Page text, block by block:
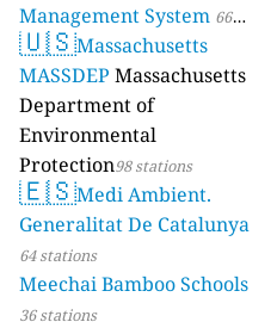
Management System 66
stations
🇺🇸Massachusetts
MASSDEP Massachusetts
Department of
Environmental
Protection98 stations
🇪🇸Medi Ambient.
Generalitat De Catalunya
64 stations
Meechai Bamboo Schools
36 stations